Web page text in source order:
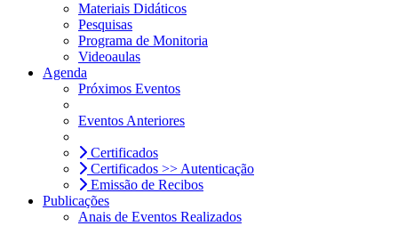
Materiais Didáticos
Pesquisas
Programa de Monitoria
Videoaulas
Agenda
Próximos Eventos
Eventos Anteriores
Certificados
Certificados >> Autenticação
Emissão de Recibos
Publicações
Anais de Eventos Realizados